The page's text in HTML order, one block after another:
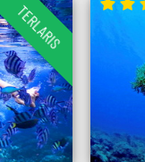
TERLARIS